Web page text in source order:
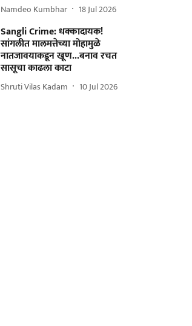
Namdeo Kumbhar 18 Jul 2026
Sangli Crime: धक्कादायक!
सांगलीत मालमत्तेच्या मोहामुळे
नातजावयाकडून खूण...बनाव रचत
सासूचा काढला काटा
Shruti Vilas Kadam 10 Jul 2026